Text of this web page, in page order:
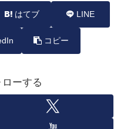
はてブ LINE
コピー
ーする